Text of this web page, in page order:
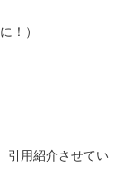
！）
引用紹介させてい